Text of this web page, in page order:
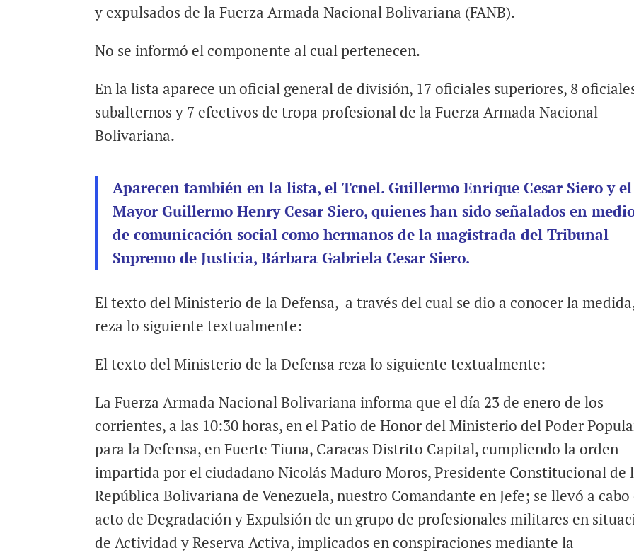
y expulsados de la Fuerza Armada Nacional Bolivariana (FANB).
No se informó el componente al cual pertenecen.
En la lista aparece un oficial general de división, 17 oficiales superiores, 8
subalternos y 7 efectivos de tropa profesional de la Fuerza Armada Nacional
Bolivariana.
Aparecen también en la lista, el Tcnel. Guillermo Enrique Cesar Siero y el
Mayor Guillermo Henry Cesar Siero, quienes han sido señalados en
de comunicación social como hermanos de la magistrada del Tribunal
Supremo de Justicia, Bárbara Gabriela Cesar Siero.
El texto del Ministerio de la Defensa, a través del cual se dio a conocer la
reza lo siguiente textualmente:
El texto del Ministerio de la Defensa reza lo siguiente textualmente:
La Fuerza Armada Nacional Bolivariana informa que el día 23 de enero de los
corrientes, a las 10:30 horas, en el Patio de Honor del Ministerio del Poder
para la Defensa, en Fuerte Tiuna, Caracas Distrito Capital, cumpliendo la orden
impartida por el ciudadano Nicolás Maduro Moros, Presidente Constitucional de
República Bolivariana de Venezuela, nuestro Comandante en Jefe; se llevó a cabo
acto de Degradación y Expulsión de un grupo de profesionales militares en
de Actividad y Reserva Activa, implicados en conspiraciones mediante la